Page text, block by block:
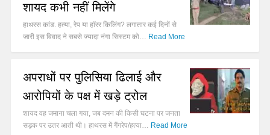
शायद कभी नहीं मिलेंगे
हाथरस कांड. हत्या, रेप या हॉरर किलिंग? लगातार कई दिनों से
जारी इस विवाद ने सबसे ज्यादा नंगा सिस्टम को… Read More
अपराधों पर पुलिसिया ढिलाई और
आरोपियों के पक्ष में खड़े ट्रोल
शायद वह जमाना चला गया, जब दमन की किसी घटना पर जनता
सड़क पर उतर आती थी। हाथरस में गैंगरेप/हत्या… Read More